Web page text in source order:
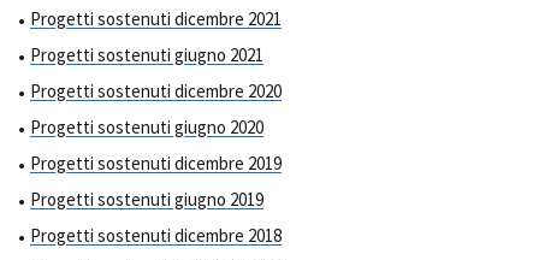
Progetti sostenuti dicembre 2021
Progetti sostenuti giugno 2021
Progetti sostenuti dicembre 2020
Progetti sostenuti giugno 2020
Progetti sostenuti dicembre 2019
Progetti sostenuti giugno 2019
Progetti sostenuti dicembre 2018